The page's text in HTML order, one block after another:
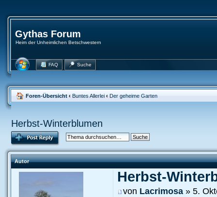
Gythas Forum
Heim der Unheimlichen Betschwestern
FAQ Suche
Foren-Übersicht ‹ Buntes Allerlei ‹ Der geheime Garten
Herbst-Winterblumen
Autor
Herbst-
von Lacrimosa » 5.